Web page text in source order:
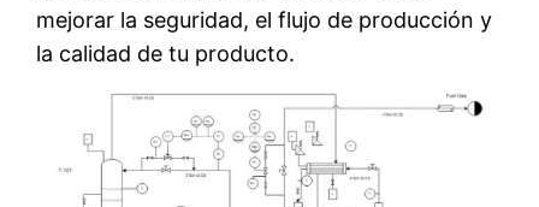
mejorar la seguridad, el flujo de producción y
la calidad de tu producto.